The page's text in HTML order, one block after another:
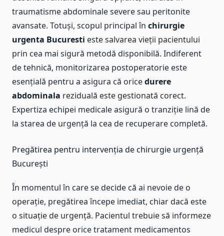
traumatisme abdominale severe sau peritonite
avansate. Totuși, scopul principal în chirurgie
urgenta Bucuresti este salvarea vieții pacientului
prin cea mai sigură metodă disponibilă. Indiferent
de tehnică, monitorizarea postoperatorie este
esențială pentru a asigura că oricedurere
abdominala reziduală este gestionată corect.
Expertiza echipei medicale asigură o tranziție lină de
la starea de urgență la cea de recuperare completă.
Pregătirea pentru intervenția de chirurgie urgență
București
În momentul în care se decide că ai nevoie de o
operație, pregătirea începe imediat, chiar dacă este
o situație de urgență. Pacientul trebuie să informeze
medicul despre orice tratament medicamentos